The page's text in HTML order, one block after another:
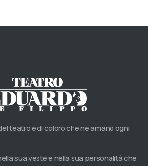
teatro e di coloro che ne amano ogni
sua veste e nella sua personalità che